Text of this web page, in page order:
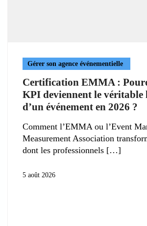
Gérer son agence événementielle
Certification EMMA :
KPI deviennent le
d’un événement en 2026 ?
Comment l’EMMA ou l’Event
Measurement Association
dont les professionnels
5 août 2026